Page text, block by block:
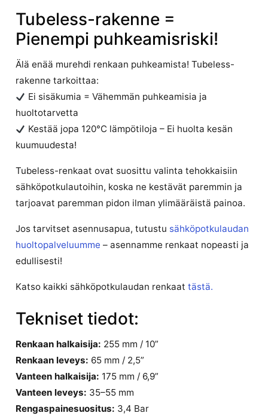
Tubeless-rakenne =
Pienempi puhkeamisriski!
Älä enää murehdi renkaan puhkeamista! Tubeless-
rakenne tarkoittaa:
Ei sisäkumia = Vähemmän puhkeamisia ja
huoltotarvetta
Kestää jopa 120°C lämpötiloja – Ei huolta kesän
kuumuudesta!
Tubeless-renkaat ovat suosittu valinta tehokkaisiin
sähköpotkulautoihin, koska ne kestävät paremmin ja
tarjoavat paremman pidon ilman ylimääräistä painoa.
Jos tarvitset asennusapua, tutustu sähköpotkulaudan
huoltopalveluumme – asennamme renkaat nopeasti ja
edullisesti!
Katso kaikki sähköpotkulaudan renkaat tästä.
Tekniset tiedot:
Renkaan halkaisija: 255 mm / 10”
Renkaan leveys: 65 mm / 2,5”
Vanteen halkaisija: 175 mm / 6,9”
Vanteen leveys: 35–55 mm
Rengaspainesuositus: 3,4 Bar